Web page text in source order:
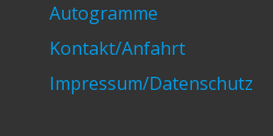
Autogramme
Kontakt/Anfahrt
Impressum/Datenschutz